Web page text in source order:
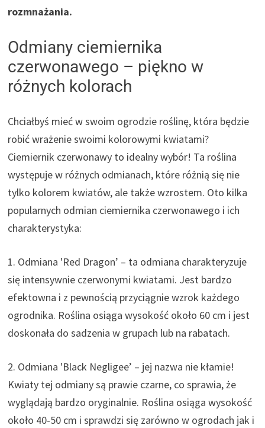
rozmnażania.
Odmiany ciemiernika
czerwonawego – piękno w
różnych kolorach
Chciałbyś mieć w swoim ogrodzie roślinę, która będzie
robić wrażenie swoimi kolorowymi kwiatami?
Ciemiernik czerwonawy to idealny wybór! Ta roślina
występuje w różnych odmianach, które różnią się nie
tylko kolorem kwiatów, ale także wzrostem. Oto kilka
popularnych odmian ciemiernika czerwonawego i ich
charakterystyka:
1. Odmiana 'Red Dragon’ – ta odmiana charakteryzuje
się intensywnie czerwonymi kwiatami. Jest bardzo
efektowna i z pewnością przyciągnie wzrok każdego
ogrodnika. Roślina osiąga wysokość około 60 cm i jest
doskonała do sadzenia w grupach lub na rabatach.
2. Odmiana 'Black Negligee’ – jej nazwa nie kłamie!
Kwiaty tej odmiany są prawie czarne, co sprawia, że ​​
wyglądają bardzo oryginalnie. Roślina osiąga wysokość
około 40-50 cm i sprawdzi się zarówno w ogrodach jak i